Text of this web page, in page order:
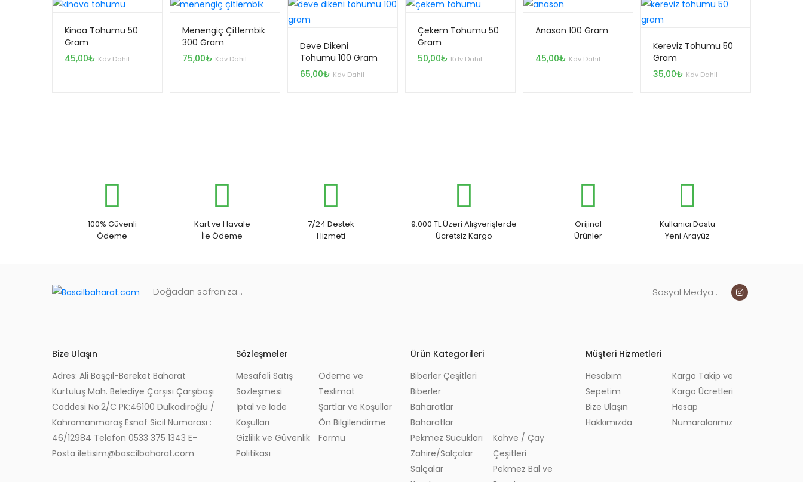
Kinoa Tohumu 50
Gram
45,00₺ Kdv Dahil
Menengiç Çitlembik
300 Gram
75,00₺ Kdv Dahil
Deve Dikeni
Tohumu 100 Gram
65,00₺ Kdv Dahil
Çekem Tohumu 50
Gram
50,00₺ Kdv Dahil
Anason 100 Gram
45,00₺ Kdv Dahil
Kereviz Tohumu 50
Gram
35,00₺ Kdv Dahil
100% Güvenli
Ödeme
Kart ve Havale
İle Ödeme
7/24 Destek
Hizmeti
9.000 TL Üzeri Alışverişlerde
Ücretsiz Kargo
Orijinal
Ürünler
Kullanıcı Dostu
Yeni Arayüz
Doğadan sofranıza... Sosyal Medya :
Bize Ulaşın
Adres: Ali Başçıl-Bereket Baharat
Kurtuluş Mah. Belediye Çarşısı Çarşıbaşı
Caddesi No:2/C PK:46100 Dulkadiroğlu /
Kahramanmaraş Esnaf Sicil Numarası :
46/12984 Telefon 0533 375 1343 E-
Posta iletisim@bascilbaharat.com
Sözleşmeler
Mesafeli Satış
Sözleşmesi
İptal ve İade
Koşulları
Gizlilik ve Güvenlik
Politikası
Ödeme ve
Teslimat
Şartlar ve Koşullar
Ön Bilgilendirme
Formu
Ürün Kategorileri
Biberler Çeşitleri
Biberler
Baharatlar
Baharatlar
Pekmez Sucukları
Zahire/Salçalar
Salçalar
Kahve / Çay
Çeşitleri
Pekmez Bal ve
Müşteri Hizmetleri
Hesabım
Sepetim
Bize Ulaşın
Hakkımızda
Kargo Takip ve
Kargo Ücretleri
Hesap
Numaralarımız